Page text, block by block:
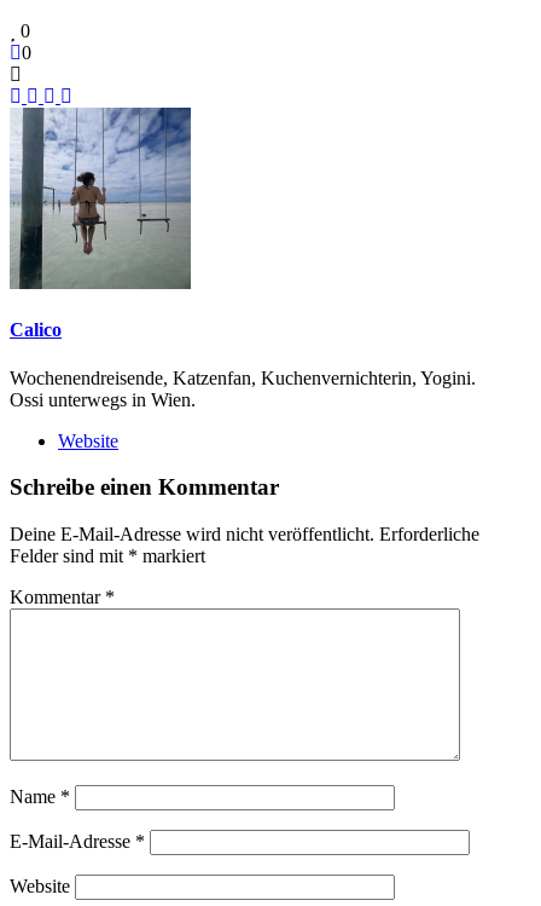
0
0
Calico
Wochenendreisende, Katzenfan, Kuchenvernichterin, Yogini.
Ossi unterwegs in Wien.
Website
Schreibe einen Kommentar
Deine E-Mail-Adresse wird nicht veröffentlicht. Erforderliche
Felder sind mit * markiert
Kommentar *
Name *
E-Mail-Adresse *
Website